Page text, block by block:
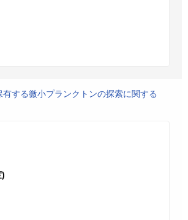
する微小プランクトンの探索に関する
)